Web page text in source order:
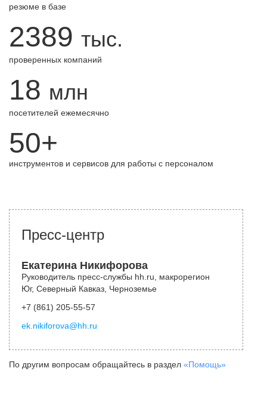
резюме в базе
2389 тыс.
проверенных компаний
18 млн
посетителей ежемесячно
50+
инструментов и сервисов для работы с персоналом
Пресс-центр
Екатерина Никифорова
Руководитель пресс-службы hh.ru, макрорегион
Юг, Северный Кавказ, Черноземье
+7 (861) 205-55-57
ek.nikiforova@hh.ru
По другим вопросам обращайтесь в раздел «Помощь»